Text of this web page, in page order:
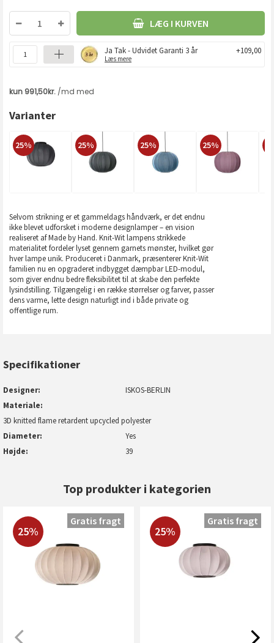
LÆG I KURVEN
Ja Tak - Udvidet Garanti 3 år
Læs mere
+109,00
Varianter
25% 25% 25% 25%
Selvom strikning er et gammeldags håndværk, er det endnu
ikke blevet udforsket i moderne designlamper – en vision
realiseret af Made by Hand. Knit-Wit lampens strikkede
materialitet fordeler lyset gennem garnets mønster, hvilket gør
hver lampe unik. Produceret i Danmark, præsenterer Knit-Wit
familien nu en opgraderet indbygget dæmpbar LED-modul,
som giver endnu bedre fleksibilitet til at skabe den perfekte
lysindstilling. Tilgængelig i en række størrelser og farver, passer
dens varme, lette design naturligt ind i både private og
offentlige rum.
Specifikationer
Designer
ISKOS-BERLIN
Materiale
3D knitted flame retardent upcycled polyester
Diameter
Yes
Højde
39
Top produkter i kategorien
25%
Gratis fragt
25%
Gratis fragt